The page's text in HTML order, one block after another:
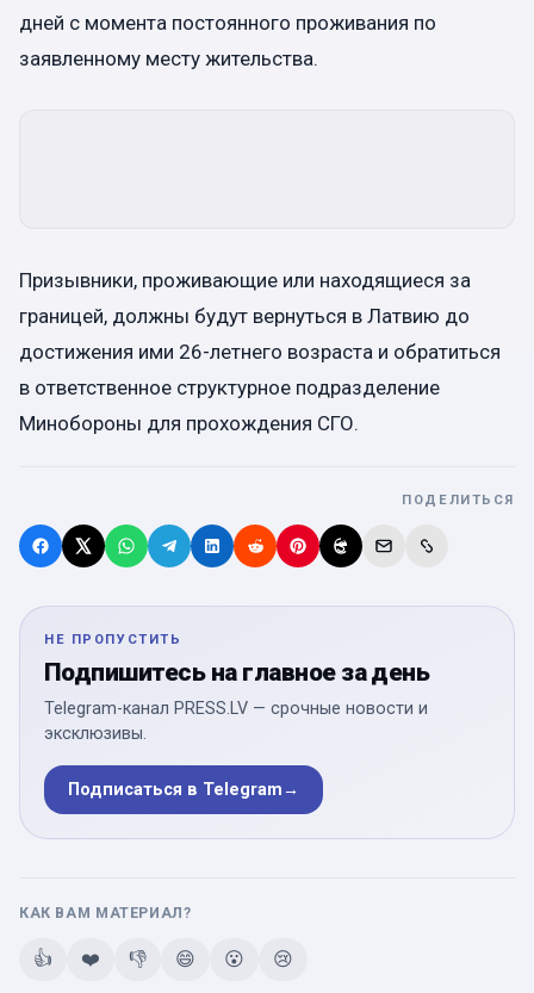
дней с момента постоянного проживания по
заявленному месту жительства.
Призывники, проживающие или находящиеся за
границей, должны будут вернуться в Латвию до
достижения ими 26-летнего возраста и обратиться
в ответственное структурное подразделение
Минобороны для прохождения СГО.
ПОДЕЛИТЬСЯ
НЕ ПРОПУСТИТЬ
Подпишитесь на главное за день
Telegram-канал PRESS.LV — срочные новости и
эксклюзивы.
Подписаться в Telegram→
КАК ВАМ МАТЕРИАЛ?
👍 ❤️ 👎 😄 😮 😢